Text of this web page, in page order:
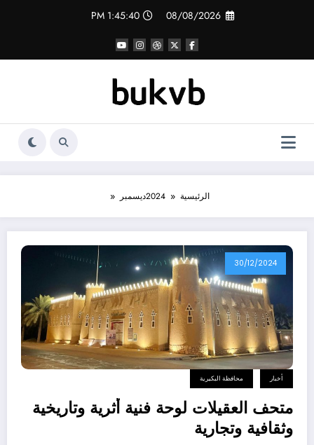
08/08/2026
1:45:42 PM
الرئيسية 2024ديسمبر
30/12/2024
أخبار محافظة البكيرية
متحف العقيلات لوحة فنية أثرية وتاريخية
وثقافية وتجارية